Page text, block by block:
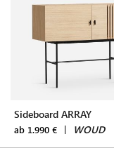
Sideboard ARRAY
ab 1.990 € | WOUD